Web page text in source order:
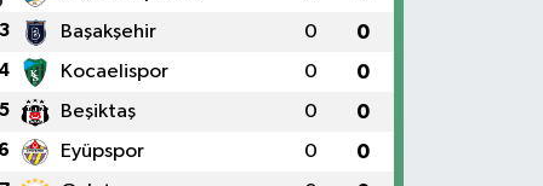
3 Başakşehir 0 0
Kocaelispor 0 0
5 Beşiktaş 0 0
Eyüpspor 0 0